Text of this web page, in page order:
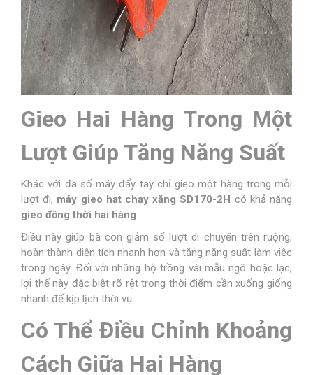
Gieo Hai Hàng Trong Một
Lượt Giúp Tăng Năng Suất
Khác với đa số máy đẩy tay chỉ gieo một hàng trong mỗi
lượt đi, máy gieo hạt chạy xăng SD170-2H có khả năng
gieo đồng thời hai hàng.
Điều này giúp bà con giảm số lượt di chuyển trên ruộng,
hoàn thành diện tích nhanh hơn và tăng năng suất làm việc
trong ngày. Đối với những hộ trồng vài mẫu ngô hoặc lạc,
lợi thế này đặc biệt rõ rệt trong thời điểm cần xuống giống
nhanh để kịp lịch thời vụ.
Có Thể Điều Chỉnh Khoảng
Cách Giữa Hai Hàng